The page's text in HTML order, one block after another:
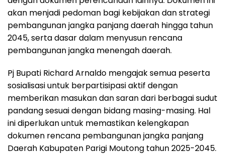
akan menjadi pedoman bagi kebijakan dan strategi
pembangunan jangka panjang daerah hingga tahun
2045, serta dasar dalam menyusun rencana
pembangunan jangka menengah daerah.
Pj Bupati Richard Arnaldo mengajak semua peserta
sosialisasi untuk berpartisipasi aktif dengan
memberikan masukan dan saran dari berbagai sudut
pandang sesuai dengan bidang masing-masing. Hal
ini diperlukan untuk memastikan kelengkapan
dokumen rencana pembangunan jangka panjang
Daerah Kabupaten Parigi Moutong tahun 2025-2045.